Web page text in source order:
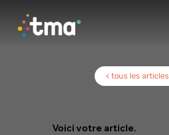
Voici votre article.
< tous les articles